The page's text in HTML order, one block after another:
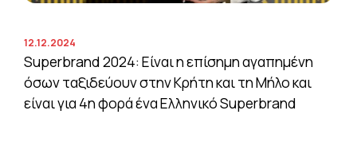
12.12.2024
Superbrand 2024: Είναι η επίσημη αγαπημένη
όσων ταξιδεύουν στην Κρήτη και τη Μήλο και
είναι για 4η φορά ένα Ελληνικό Superbrand